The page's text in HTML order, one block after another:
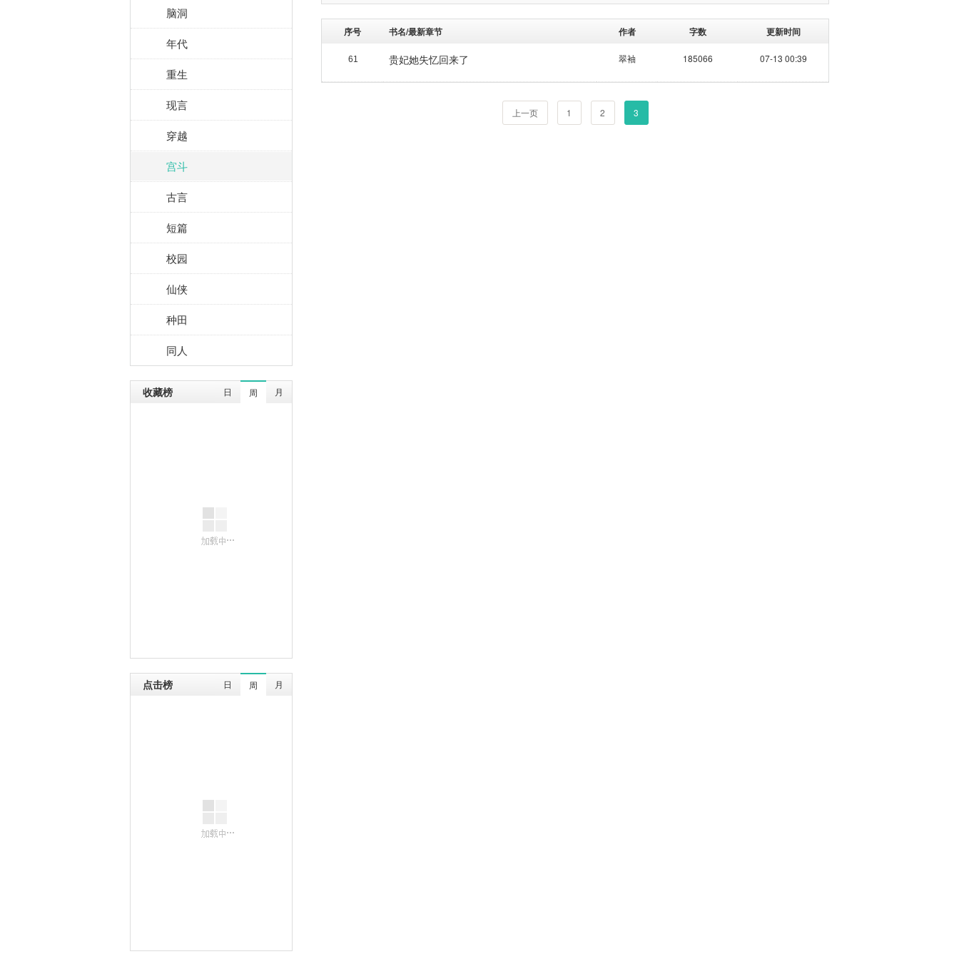
脑洞
年代
重生
现言
穿越
宫斗
古言
短篇
校园
仙侠
种田
同人
收藏榜 日 周 月
点击榜 日 周 月
序号 书名/最新章节 作者 字数 更新时间
61 贵妃她失忆回来了 翠袖 185066 07-13 00:39
上一页 1 2 3